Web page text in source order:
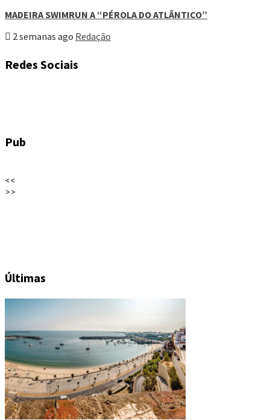
MADEIRA SWIMRUN A “PÉROLA DO ATLÂNTICO”
2 semanas ago Redação
Redes Sociais
Pub
<<
>>
Últimas